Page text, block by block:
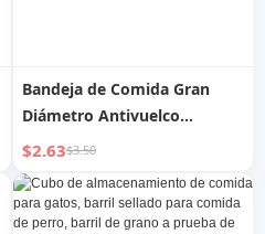
Bandeja de Comida Gran
Diámetro Antivuelco
Suministros para Mascotas
Comedero para Gatos
$2.63$3.50